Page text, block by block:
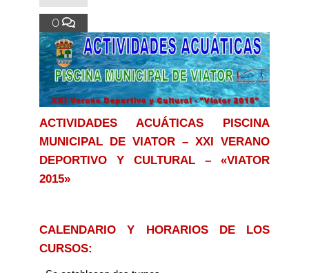
0
ACTIVIDADES ACUÁTICAS PISCINA
MUNICIPAL DE VIATOR – XXI VERANO
DEPORTIVO Y CULTURAL – «VIATOR
2015»
CALENDARIO Y HORARIOS DE LOS
CURSOS: